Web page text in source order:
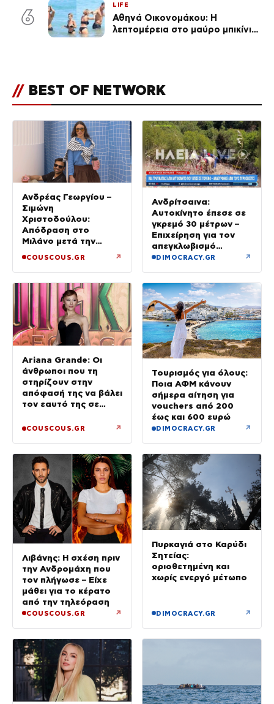
6
LIFE
Αθηνά Οικονομάκου: Η
λεπτομέρεια στο μαύρο μπικίνι
// BEST OF NETWORK
Ανδρέας Γεωργίου –
Σιμώνη
Χριστοδούλου:
Απόδραση στο
Μιλάνο μετά την
COUSCOUS.GR ↗
Ανδρίτσαινα:
Αυτοκίνητο έπεσε σε
γκρεμό 30 μέτρων –
Επιχείρηση για τον
απεγκλωβισμό
32χρονης
DIMOCRACY.GR ↗
Ariana Grande: Οι
άνθρωποι που τη
στηρίζουν στην
απόφασή της να βάλει
τον εαυτό της σε
COUSCOUS.GR ↗
Τουρισμός για όλους:
Ποια ΑΦΜ κάνουν
σήμερα αίτηση για
vouchers από 200
έως και 600 ευρώ
DIMOCRACY.GR ↗
Λιβάνης: Η σχέση πριν
την Ανδρομάχη που
τον πλήγωσε – Είχε
μάθει για το κέρατο
από την τηλεόραση
COUSCOUS.GR ↗
Πυρκαγιά στο Καρύδι
Σητείας:
οριοθετημένη και
χωρίς ενεργό μέτωπο
DIMOCRACY.GR ↗